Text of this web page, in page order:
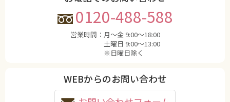
0120-488-588
営業時間： 月〜金 9:00〜18:00
土曜日 9:00〜13:00
※日曜日除く
WEBからのお問い合わせ